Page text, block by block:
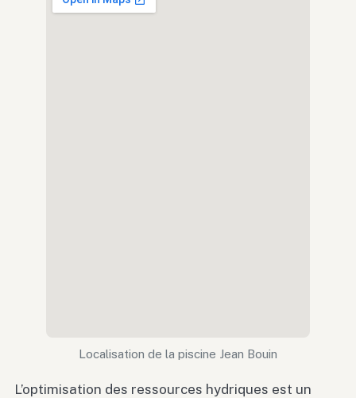
Localisation de la piscine Jean Bouin
L’optimisation des ressources hydriques est un